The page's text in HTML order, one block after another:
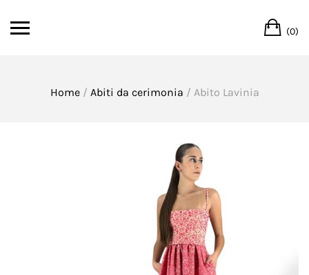
(0)
Home/ Abiti da cerimonia / Abito Lavinia